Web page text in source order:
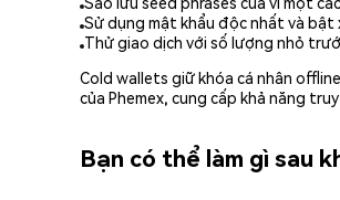
Sử dụng mật khẩu độc nhất và bật
Thử giao dịch với số lượng nhỏ
Cold wallets giữ khóa cá nhân
của Phemex, cung cấp khả năng
Bạn có thể làm gì sau